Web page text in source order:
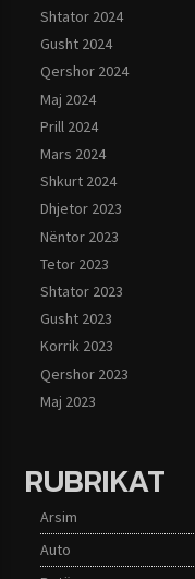
Shtator 2024
Gusht 2024
Qershor 2024
Maj 2024
Prill 2024
Mars 2024
Shkurt 2024
Dhjetor 2023
Nëntor 2023
Tetor 2023
Shtator 2023
Gusht 2023
Korrik 2023
Qershor 2023
Maj 2023
RUBRIKAT
Arsim
Auto